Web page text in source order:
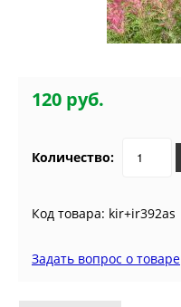
120 руб.
Количество:
Код товара: kir+ir392as
Задать вопрос о товаре